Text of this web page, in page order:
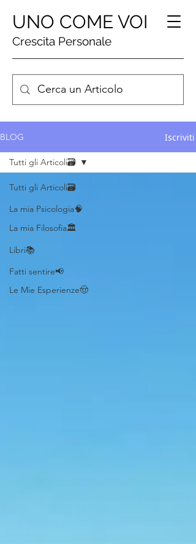
UNO COME VOI
Crescita Personale
BLOG Iscriviti
Tutti gli Articoli🗃️
La mia Psicologia🧠
La mia Filosofia🏛️
Libri📚
Fatti sentire📢
Le Mie Esperienze🤠
Tutti gli Articoli🗃️